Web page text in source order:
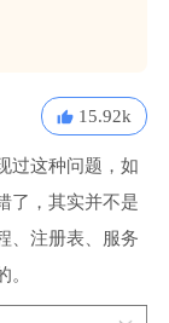
15.92k
过这种问题，如
了，其实并不是
、注册表、服务
。